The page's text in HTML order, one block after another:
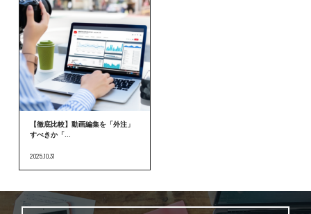
【徹底比較】動画編集を「外注」
すべきか「...
2025.10.31